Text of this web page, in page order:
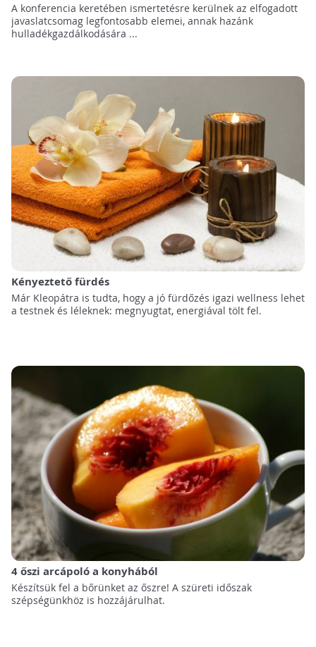
A konferencia keretében ismertetésre kerülnek az elfogadott
javaslatcsomag legfontosabb elemei, annak hazánk
hulladékgazdálkodására ...
Kényeztető fürdés
Már Kleopátra is tudta, hogy a jó fürdőzés igazi wellness lehet
a testnek és léleknek: megnyugtat, energiával tölt fel.
4 őszi arcápoló a konyhából
Készítsük fel a bőrünket az őszre! A szüreti időszak
szépségünkhöz is hozzájárulhat.